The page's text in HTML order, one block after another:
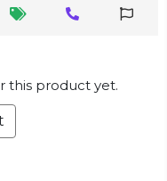
this product yet.